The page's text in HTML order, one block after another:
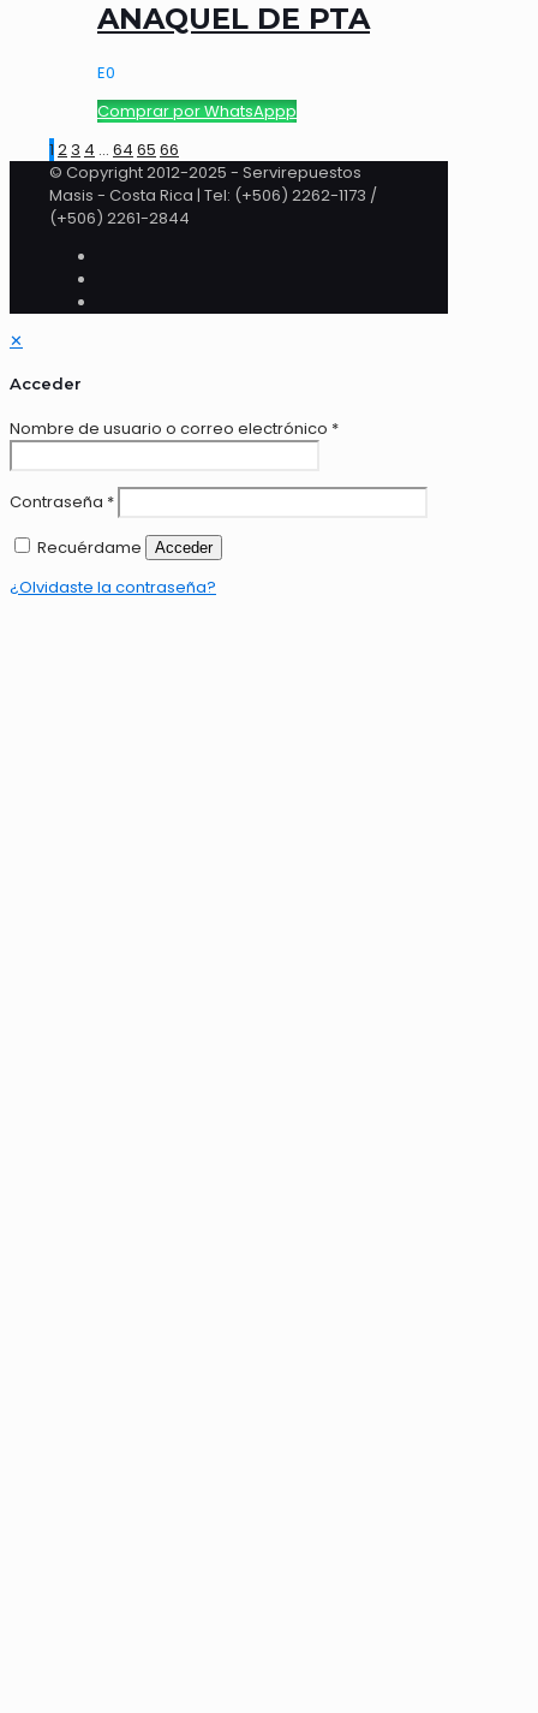
ANAQUEL DE PTA
E0
Comprar por WhatsAppp
1 23 4 … 64 65 66
© Copyright 2012-2025 - Servirepuestos
Masis - Costa Rica | Tel: (+506) 2262-1173 /
(+506) 2261-2844
✕
Acceder
Nombre de usuario o correo electrónico *
Contraseña *
Recuérdame
Acceder
¿Olvidaste la contraseña?